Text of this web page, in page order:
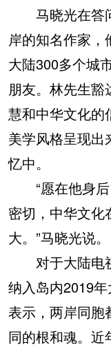
马晓光在答
岸的知名作家
大陆300多个城
朋友。林先生
慧和中华文化的
美学风格呈现出
忆中。
“愿在他身后
密切，中华文化
大。”马晓光说。
对于大陆电
纳入岛内2019
表示，两岸同胞
同的根和魂。近